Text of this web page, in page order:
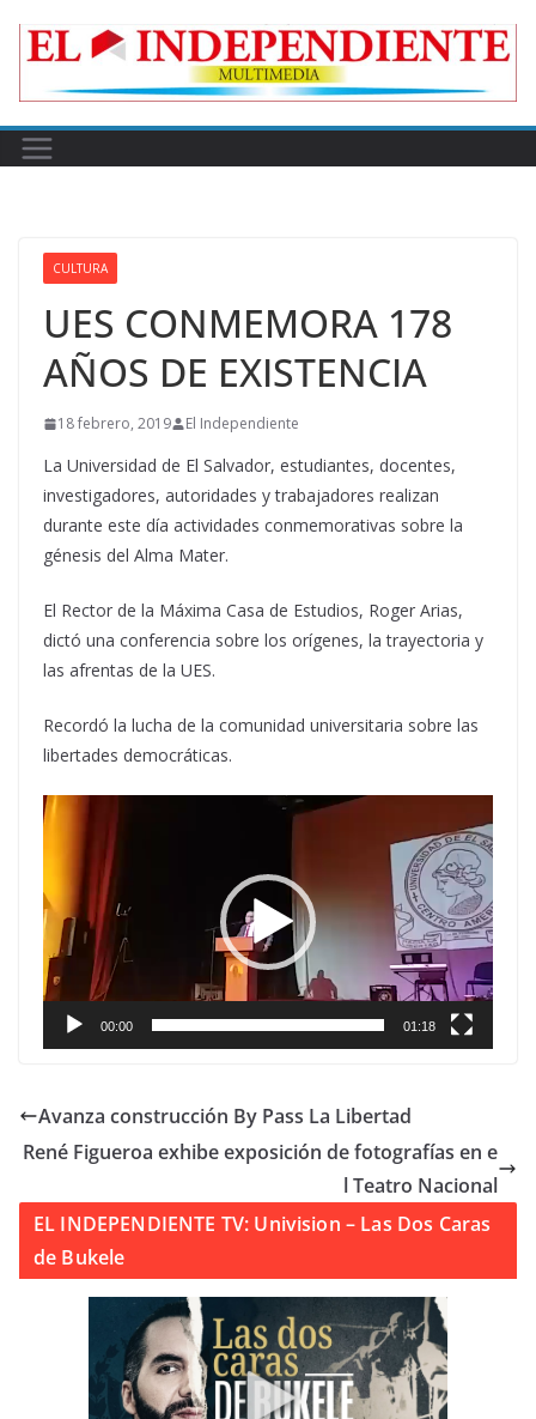
CULTURA
UES CONMEMORA 178
AÑOS DE EXISTENCIA
18 febrero, 2019 El Independiente
La Universidad de El Salvador, estudiantes, docentes,
investigadores, autoridades y trabajadores realizan
durante este día actividades conmemorativas sobre la
génesis del Alma Mater.
El Rector de la Máxima Casa de Estudios, Roger Arias,
dictó una conferencia sobre los orígenes, la trayectoria y
las afrentas de la UES.
Recordó la lucha de la comunidad universitaria sobre las
libertades democráticas.
Reproductor
00:00 01:18
Avanza construcción By Pass La Libertad
René Figueroa exhibe exposición de fotografías en e
l Teatro Nacional
EL INDEPENDIENTE TV: Univision – Las Dos Caras
de Bukele